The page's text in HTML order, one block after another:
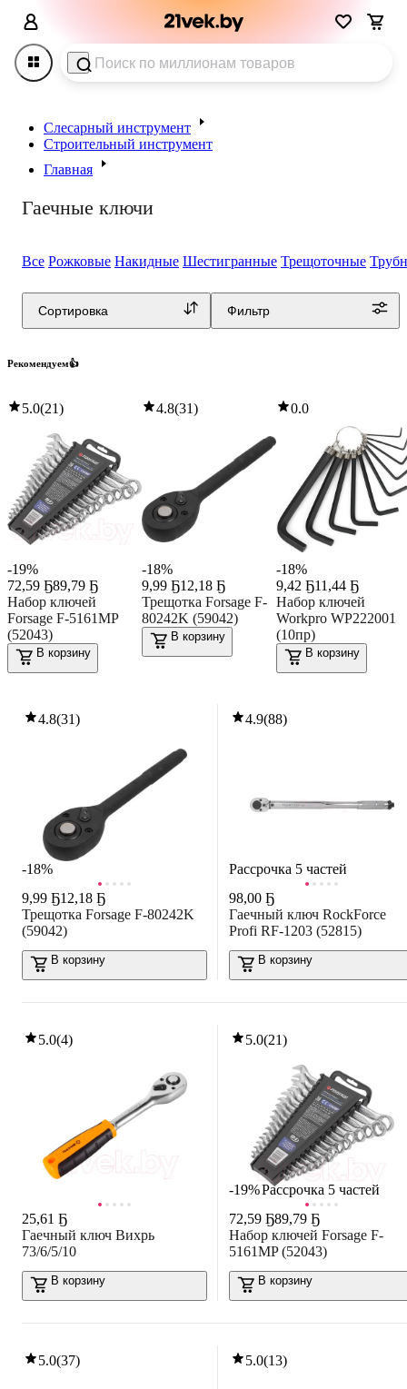
Слесарный инструмент
Строительный инструмент
Главная
Гаечные ключи
Все Рожковые Накидные Шестигранные Трещоточные
Сортировка Фильтр
Как выбрать гаечные ключи: виды и размеры
Рекомендуем👍
5.0(21)
-19%
72,59 Ҕ89,79 Ҕ
Набор ключей
Forsage F-5161MP
(52043)
В корзину
4.8(31)
-18%
9,99 Ҕ12,18 Ҕ
Трещотка Forsage F-
80242K (59042)
В корзину
0.0
-18%
9,42 Ҕ11,44 Ҕ
Набор ключей
Workpro WP222001
(10пр)
В корзину
4.8(31)
-18%
9,99 Ҕ12,18 Ҕ
Трещотка Forsage F-80242K
(59042)
В корзину
4.9(88)
Рассрочка 5 частей
98,00 Ҕ
Гаечный ключ RockForce
Profi RF-1203 (52815)
В корзину
5.0(4)
25,61 Ҕ
Гаечный ключ Вихрь
73/6/5/10
В корзину
5.0(21)
-19%Рассрочка 5 частей
72,59 Ҕ89,79 Ҕ
Набор ключей Forsage F-
5161MP (52043)
В корзину
5.0(37) 5.0(13)